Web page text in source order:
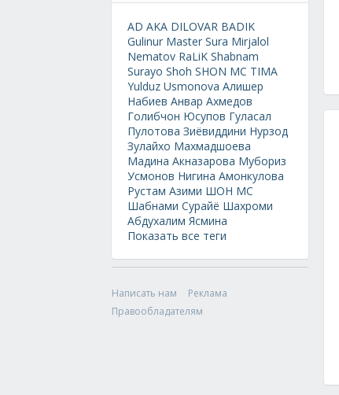
AD AKA DILOVAR BADIK
Gulinur Master Sura Mirjalol
Nematov RaLiK Shabnam
Surayo Shoh SHON MC TIMA
Yulduz Usmonova Алишер
Набиев Анвар Ахмедов
Голибчон Юсупов Гуласал
Пулотова Зиёвиддини Нурзод
Зулайхо Махмадшоева
Мадина Акназарова Мубориз
Усмонов Нигина Амонкулова
Рустам Азими ШОН МС
Шабнами Сурайё Шахроми
Абдухалим Ясмина
Показать все теги
Написать нам
Реклама
Правообладателям